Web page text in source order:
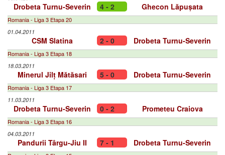
Drobeta Turnu-Severin 4 - 2 Ghecon Lăpușata
Romania - Liga 3 Etapa 20
01.04.2011
CSM Slatina 2 - 0 Drobeta Turnu-Severin
Romania - Liga 3 Etapa 18
18.03.2011
Minerul Jilț Mătăsari 5 - 0 Drobeta Turnu-Severin
Romania - Liga 3 Etapa 17
11.03.2011
Drobeta Turnu-Severin 0 - 2 Prometeu Craiova
Romania - Liga 3 Etapa 16
04.03.2011
Pandurii Târgu-Jiu II 7 - 1 Drobeta Turnu-Severin